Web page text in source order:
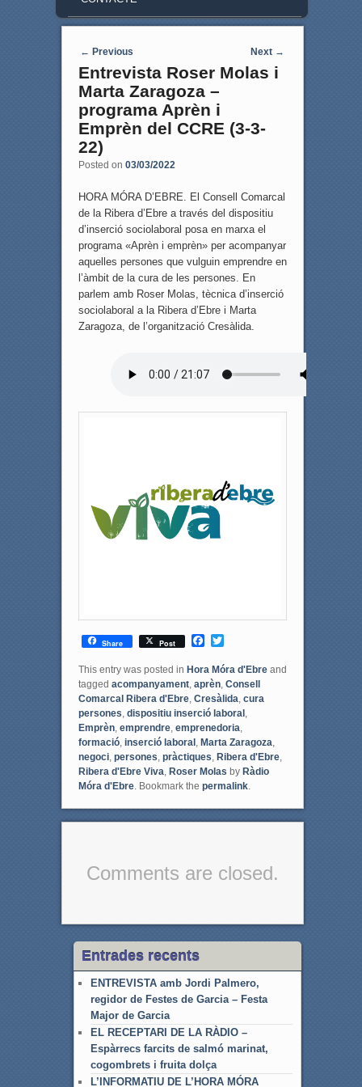
Post navigation
← Previous Next →
Entrevista Roser Molas i
Marta Zaragoza –
programa Aprèn i
Emprèn del CCRE (3-3-
22)
Posted on 03/03/2022
HORA MÓRA D’EBRE. El Consell Comarcal
de la Ribera d’Ebre a través del dispositiu
d’inserció sociolaboral posa en marxa el
programa «Aprèn i emprèn» per acompanyar
aquelles persones que vulguin emprendre en
l’àmbit de la cura de les persones. En
parlem amb Roser Molas, tècnica d’inserció
sociolaboral a la Ribera d’Ebre i Marta
Zaragoza, de l’organització Cresàlida.
Share Post
F
c
e
b
o
o
k
T
i
t
t
e
r
This entry was posted in Hora Móra d'Ebreand
tagged acompanyament, aprèn, Consell
Comarcal Ribera d'Ebre, Cresàlida cura
persones dispositiu inserció laboral,
Emprèn, emprendre, emprenedoria
formació, inserció laboral, Marta Zaragoza
negoci, persones pràctiques Ribera d'Ebre,
Ribera d'Ebre Viva Roser Molas by Ràdio
Móra d'Ebre. Bookmark the permalink.
Comments are closed.
Entrades recents
ENTREVISTA amb Jordi Palmero,
regidor de Festes de Garcia – Festa
Major de Garcia
EL RECEPTARI DE LA RÀDIO –
Espàrrecs farcits de salmó marinat,
cogombrets i fruita dolça
L’INFORMATIU DE L’HORA MÓRA